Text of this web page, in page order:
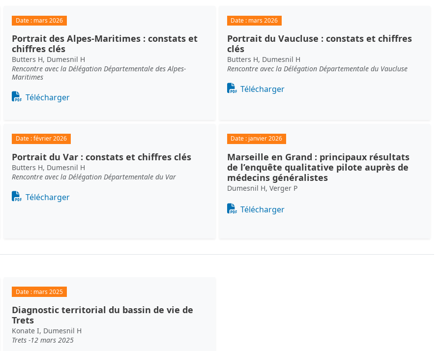
Date : mars 2026
Portrait des Alpes-Maritimes : constats et
chiffres clés
Butters H, Dumesnil H
Rencontre avec la Délégation Départementale des Alpes-
Maritimes
Document
Télécharger
Date : mars 2026
Portrait du Vaucluse : constats et chiffres
clés
Butters H, Dumesnil H
Rencontre avec la Délégation Départementale du Vaucluse
Document
Télécharger
Date :février 2026
Portrait du Var : constats et chiffres clés
Butters H, Dumesnil H
Rencontre avec la Délégation Départementale du Var
Document
Télécharger
Date : janvier 2026
Marseille en Grand : principaux résultats
de l’enquête qualitative pilote auprès de
médecins généralistes
Dumesnil H, Verger P
Document
Télécharger
Date : mars 2025
Diagnostic territorial du bassin de vie de
Trets
Konate I, Dumesnil H
Trets -12 mars 2025